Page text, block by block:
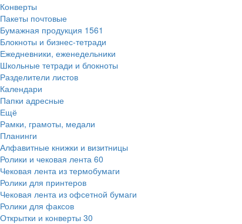
Конверты
Пакеты почтовые
Бумажная продукция 1561
Блокноты и бизнес-тетради
Ежедневники, еженедельники
Школьные тетради и блокноты
Разделители листов
Календари
Папки адресные
Ещё
Рамки, грамоты, медали
Планинги
Алфавитные книжки и визитницы
Ролики и чековая лента 60
Чековая лента из термобумаги
Ролики для принтеров
Чековая лента из офсетной бумаги
Ролики для факсов
Открытки и конверты 30